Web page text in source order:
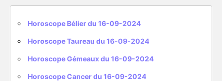
Horoscope Bélier du 16-09-2024
Horoscope Taureau du 16-09-2024
Horoscope Gémeaux du 16-09-2024
Horoscope Cancer du 16-09-2024